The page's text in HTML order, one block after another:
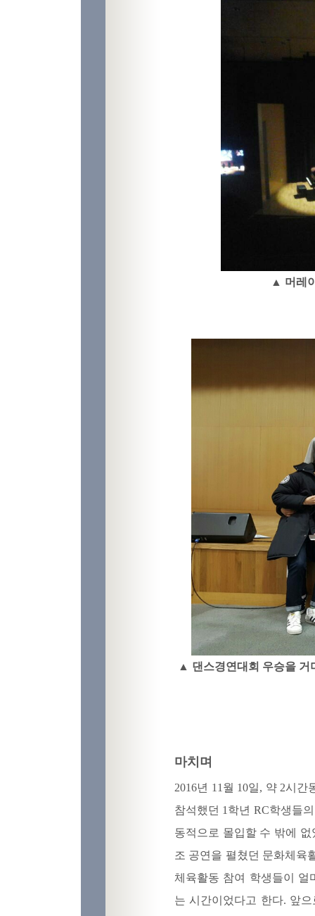
▲ 머레
▲ 댄스경연대회 우승을 거
마치며
2016년 11월 10일, 약 2시
참석했던 1학년 RC학생들
동적으로 몰입할 수 밖에
조 공연을 펼쳤던 문화체육
체육활동 참여 학생들이 얼
는 시간이었다고 한다. 앞